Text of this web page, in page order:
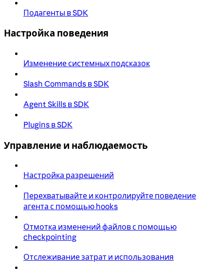
Подагенты в SDK
Настройка поведения
Изменение системных подсказок
Slash Commands в SDK
Agent Skills в SDK
Plugins в SDK
Управление и наблюдаемость
Настройка разрешений
Перехватывайте и контролируйте поведение
агента с помощью hooks
Отмотка изменений файлов с помощью
checkpointing
Отслеживание затрат и использования